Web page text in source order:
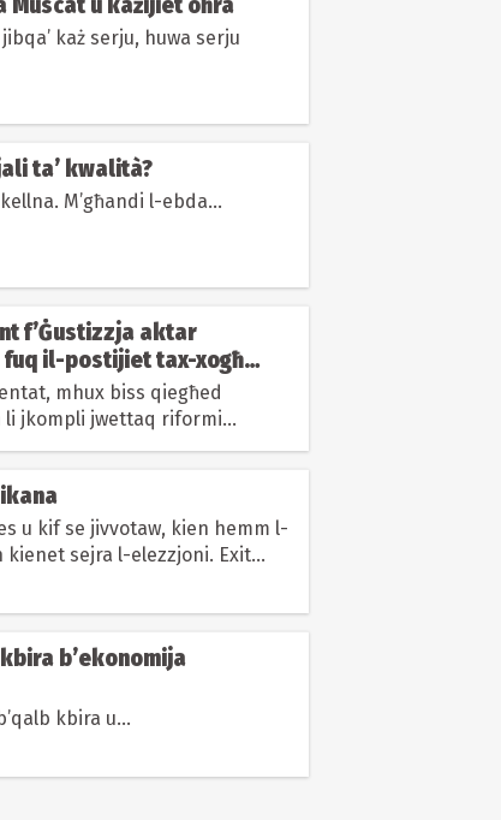
Muscat u każijiet oħra
każ serju, huwa serju
ta’ kwalità?
M’għandi l-ebda...
f’Ġustizzja aktar
il-postijiet tax-xogħol
mhux biss qiegħed
jkompli jwettaq riformi
u kif se jivvotaw, kien hemm l-
sejra l-elezzjoni. Exit
b’ekonomija
kbira u...